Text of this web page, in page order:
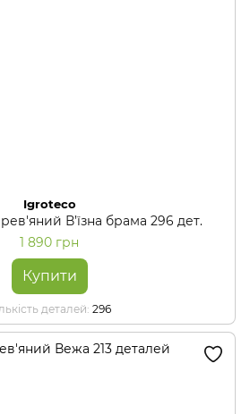
Igroteco
В’їзна брама 296 дет.
1 890 грн
Купити
деталей 296